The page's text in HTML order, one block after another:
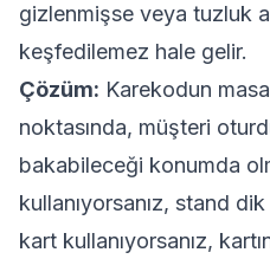
gizlenmişse veya tuzluk
keşfedilemez hale gelir.
Çözüm: Karekodun
noktasında, müşteri
bakabileceği konumda
kullanıyorsanız, stand
kart kullanıyorsanız,